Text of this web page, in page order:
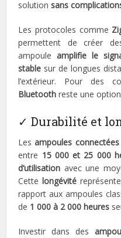
solutionsans
Les protocoles comme
permettent de créer
ampouleamplifie le
stable sur de longues
l’extérieur. Pour des
Bluetooth reste une
✓ Durabilité et
Lesampoules
entre 15 000 et 25 000
d’utilisation avec une
Cette longévité
rapport aux ampoules
de 1 000 à 2 000 heures
Investir dans des